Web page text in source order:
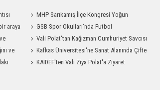
MHP Sarıkamış İlçe Kongresi Yoğun
Katılımla Gerçekleştirildi
araya
GSB Spor Okulları'nda Futbol
Antrenmanları Sürüyor
Vali Polat'tan Kağızman Cumhuriyet Savcısı
Eravcı'ya Ziyaret
ve
Kafkas Üniversitesi'ne Sanat Alanında Çifte
GururKAIDEF'ten Vali Ziya Polat'a Ziyaret